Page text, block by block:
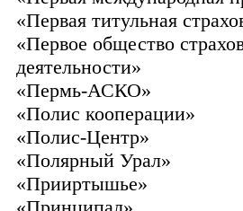
«Первая титульная
«Первое общество
деятельности»
«Пермь-АСКО»
«Полис кооперации»
«Полис-Центр»
«Полярный Урал»
«Прииртышье»